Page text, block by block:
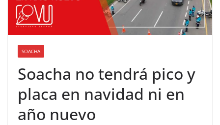
SOACHA
Soacha no tendrá pico y
placa en navidad ni en
año nuevo